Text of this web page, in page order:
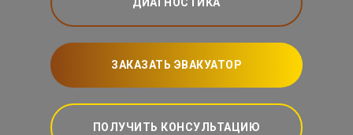
ЗАКАЗАТЬ ЭВАКУАТОР
ПОЛУЧИТЬ КОНСУЛЬТАЦИЮ